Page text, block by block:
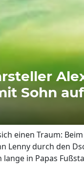
Sohn
einen Traum:
Lenny durch den
in Papas